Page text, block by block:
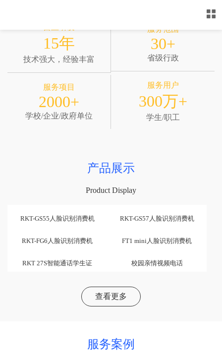
15年
技术强大，经验丰富
服务范围
30+
省级行政
服务项目
2000+
学校/企业/政府单位
服务用户
300万+
学生/职工
产品展示
Product Display
RKT-GS55人脸识别消费机 RKT-GS57人脸识别消费机
RKT-FG6人脸识别消费机 FT1 mini人脸识别消费机
RKT 27S智能通话学生证 校园亲情视频电话
查看更多
服务案例